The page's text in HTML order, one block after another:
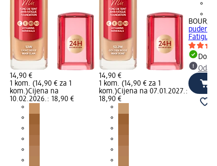
14,90 €
1 kom. (14,90 € za 1
kom.)Cijena na
10.02.2026.: 18,90 €
14,90 €
1 kom. (14,90 € za 1
kom.)Cijena na 07.01.2027.:
18,90 €
puder
Fatigue